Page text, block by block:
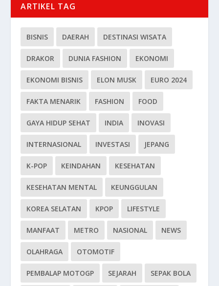
ARTIKEL TAG
BISNIS DAERAH DESTINASI WISATA
DRAKOR DUNIA FASHION EKONOMI
EKONOMI BISNIS ELON MUSK EURO 2024
FAKTA MENARIK FASHION FOOD
GAYA HIDUP SEHAT INDIA INOVASI
INTERNASIONAL INVESTASI JEPANG
K-POP KEINDAHAN KESEHATAN
KESEHATAN MENTAL KEUNGGULAN
KOREA SELATAN KPOP LIFESTYLE
MANFAAT METRO NASIONAL NEWS
OLAHRAGA OTOMOTIF
PEMBALAP MOTOGP SEJARAH SEPAK BOLA